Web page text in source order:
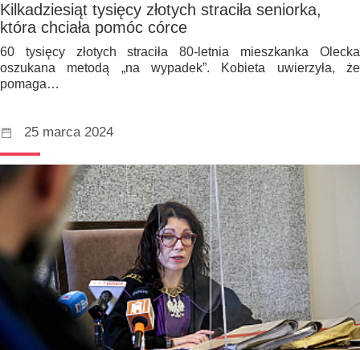
Kilkadziesiąt tysięcy złotych straciła seniorka,
która chciała pomóc córce
60 tysięcy złotych straciła 80-letnia mieszkanka Olecka
oszukana metodą „na wypadek”. Kobieta uwierzyła, że
pomaga…
25 marca 2024